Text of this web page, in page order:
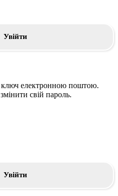
Увійти
електронною поштою.
свій пароль.
Увійти